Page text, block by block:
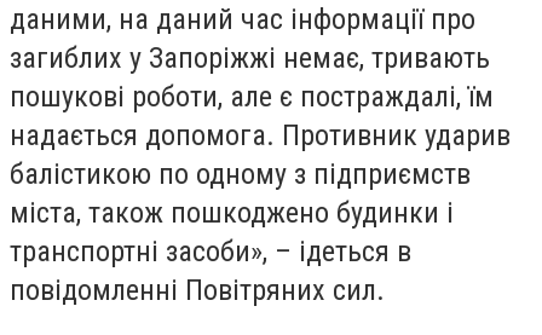
даними, на даний час інформації про
загиблих у Запоріжжі немає, тривають
пошукові роботи, але є постраждалі, їм
надається допомога. Противник ударив
балістикою по одному з підприємств
міста, також пошкоджено будинки і
транспортні засоби», – ідеться в
повідомленні Повітряних сил.